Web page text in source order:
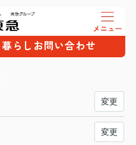
暮らし お問い合わせ
変更
変更